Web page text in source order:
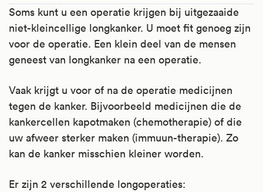
Soms kunt u een operatie krijgen bij uitgezaaide
niet-kleincellige longkanker. U moet fit genoeg zijn
voor de operatie. Een klein deel van de mensen
geneest van longkanker na een operatie.
Vaak krijgt u voor of na de operatie medicijnen
tegen de kanker. Bijvoorbeeld medicijnen die de
kankercellen kapotmaken (chemotherapie) of die
uw afweer sterker maken (immuun-therapie). Zo
kan de kanker misschien kleiner worden.
Er zijn 2 verschillende longoperaties: